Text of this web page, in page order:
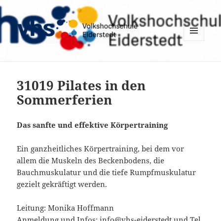
31019 Pilates in den
Sommerferien
Das sanfte und effektive Körpertraining
Ein ganzheitliches Körpertraining, bei dem vor
allem die Muskeln des Beckenbodens, die
Bauchmuskulatur und die tiefe Rumpfmuskulatur
gezielt gekräftigt werden.
Leitung: Monika Hoffmann